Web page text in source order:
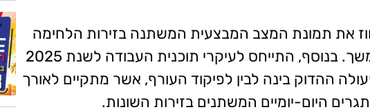
את תמונת המצב המבצעית המשתנה בזירות הלחימה
השונות והציג הערכה מקיפה להמשך. בנוסף, התייחס לעיקרי תוכנית העבודה לשנת 2025
ההדוק בינה לבין לפיקוד העורף, אשר מתקיים לאורך
היום-יומיים המשתנים בזירות השונות.